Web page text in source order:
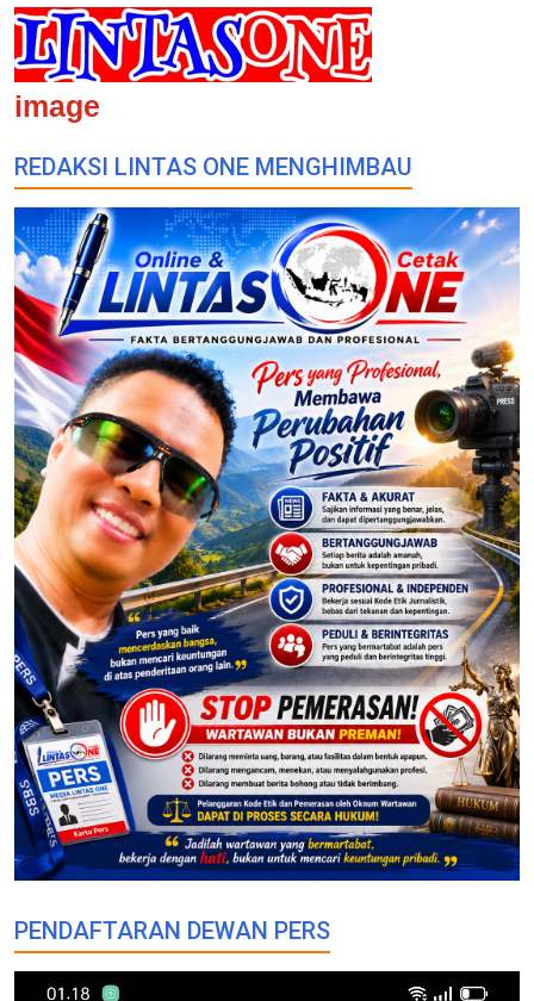
image
REDAKSI LINTAS ONE MENGHIMBAU
PENDAFTARAN DEWAN PERS